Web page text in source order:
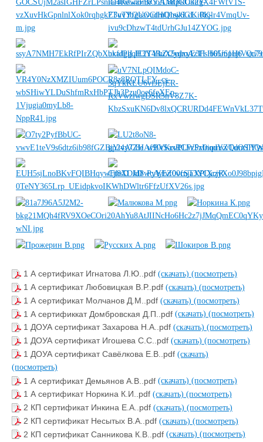
1 А сертификат Игнатова Л.Ю..pdf (скачать) (посмотреть)
1 А сертификат Любовицкая В.Р..pdf (скачать) (посмотреть)
1 А сертификат Молчанов Д.М..pdf (скачать) (посмотреть)
1 А сертификкат Домбровская Д.П..pdf (скачать) (посмотреть)
1 ДОУА сертификат Захарова Н.А..pdf (скачать) (посмотреть)
1 ДОУА сертификат Игошева С.С..pdf (скачать) (посмотреть)
1 ДОУА сертификат Савёлкова Е.В..pdf (скачать)
(посмотреть)
1 А сертификат Демьянов А.В..pdf (скачать) (посмотреть)
1 А сертификат Норкина К.И..pdf (скачать) (посмотреть)
2 КП сертификат Инкина Е.А..pdf (скачать) (посмотреть)
2 КП сертификат Несытых В.А..pdf (скачать) (посмотреть)
2 КП сертификат Санникова К.В..pdf (скачать) (посмотреть)